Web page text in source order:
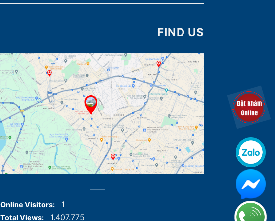
FIND US
Online Visitors: 1
Total Views: 1.407.775